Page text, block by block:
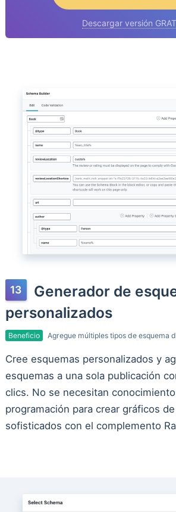
Descargar versión
Generador de
personalizados
Beneficio Agregue múltiples tipos de esquema
Cree esquemas personalizados y
esquemas a una sola publicación
clics. No se necesitan
programación para crear gráficos
sofisticados con el complemento